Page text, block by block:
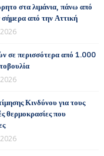
στα λιμάνια, πάνω από
από την Αττική
σε περισσότερα από 1.000
Κινδύνου για τους
θερμοκρασίες που